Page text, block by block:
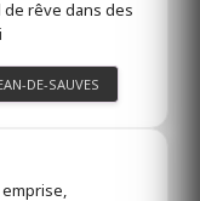
rêve dans des
DE-SAUVES